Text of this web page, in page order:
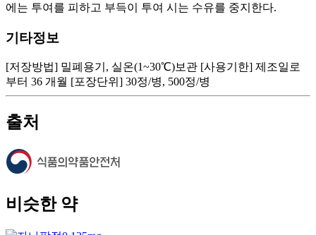
에는 투여를 피하고 부득이 투여 시는 수유를 중지한다.
기타정보
[저장방법] 밀폐용기, 실온(1~30℃)보관 [사용기한] 제조일로
부터 36 개월 [포장단위] 30정/병, 500정/병
출처
비슷한 약